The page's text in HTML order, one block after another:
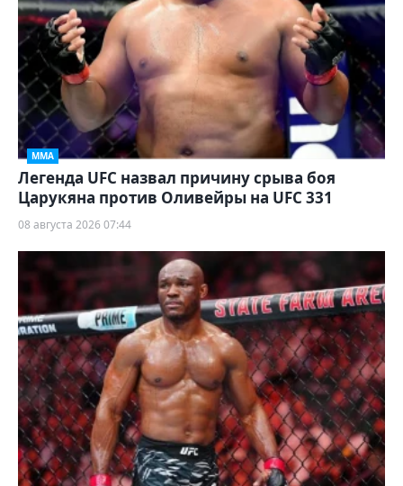
ММА
Легенда UFC назвал причину срыва боя
Царукяна против Оливейры на UFC 331
08 августа 2026 07:44